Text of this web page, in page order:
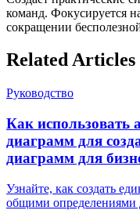
команд. Фокусируется
сокращении
Related Articles
Руководство
Как использовать
диаграмм для
диаграмм для
Узнайте, как создать
общими определениями